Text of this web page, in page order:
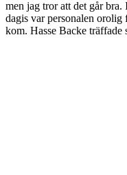
men jag tror att det går
dagis var personalen
kom. Hasse Backe